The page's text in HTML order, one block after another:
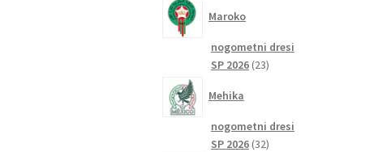
Maroko
nogometni dresi
SP 2026 2323
Mehika
nogometni dresi
SP 2026 3232